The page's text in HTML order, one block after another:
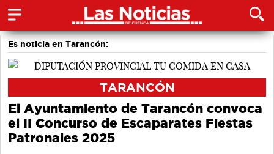
Es noticia en Tarancón:
TARANCÓN
El Ayuntamiento de Tarancón convoca
el II Concurso de Escaparates Fiestas
Patronales 2025